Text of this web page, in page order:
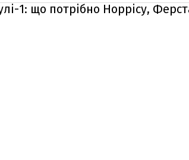
1: що потрібно Норрісу,